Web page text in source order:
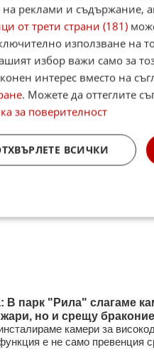
парк "Рила" слагаме
но и срещу
камери за
е не само превенция
реклами и съдържание,
от трети страни (181)
използване на
избор важи само за
интерес вместо на
. Можете да оттеглите
за поверителност
ВСИЧКИ